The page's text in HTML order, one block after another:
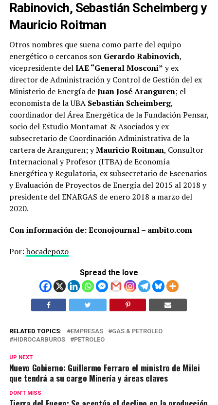
Rabinovich, Sebastián Scheimberg y
Mauricio Roitman
Otros nombres que suena como parte del equipo
energético o cercanos son Gerardo Rabinovich,
vicepresidente delIAE “General Mosconi” y ex
director de Administración y Control de Gestión del ex
Ministerio de Energía deJuan José Aranguren; el
economista de la UBA Sebastián Scheimberg,
coordinador del Área Energética de la Fundación Pensar,
socio del Estudio Montamat & Asociados y ex
subsecretario de Coordinación Administrativa de la
cartera de Aranguren; yMauricio Roitman, Consultor
Internacional y Profesor (ITBA) de Economía
Energética y Regulatoria, ex subsecretario de Escenarios
y Evaluación de Proyectos de Energía del 2015 al 2018 y
presidente del ENARGAS de enero 2018 a marzo del
2020.
Con información de: Econojournal – ambito.com
Por:bocadepozo
Spread the love
RELATED TOPICS: EMPRESAS
GAS & PETROLEO
HIDROCARBUROS
PETROLEO
UP NEXT
Nuevo Gobierno: Guillermo Ferraro el ministro de Milei
que tendrá a su cargo Minería y áreas claves
DON'T MISS